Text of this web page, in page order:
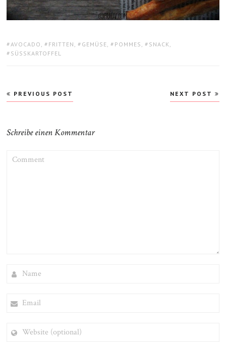
TAGS:
AVOCADO , FRITTEN , GEMÜSE , POMMES , SNACK
SÜSSKARTOFFEL
Beitragsnavigation
PREVIOUS POST NEXT POST
Schreibe einen Kommentar
(OPTIONAL)